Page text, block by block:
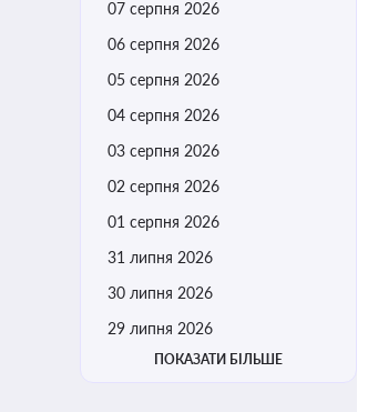
07 серпня 2026
06 серпня 2026
05 серпня 2026
04 серпня 2026
03 серпня 2026
02 серпня 2026
01 серпня 2026
31 липня 2026
30 липня 2026
29 липня 2026
ПОКАЗАТИ БІЛЬШЕ